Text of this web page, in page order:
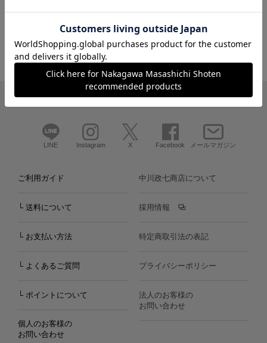
カートに入れる
LINE Instagram X Facebook メールマガジン
ご利用ガイド
└ 送料について
└ お支払い方法
└ よくあるご質問
└ ポイントについて
個人のお客様の
お問い合わせ
中川政七商店について
採用情報
特定商取引法の表記
プライバシーポリシー
法人のお客様の
お問い合わせ